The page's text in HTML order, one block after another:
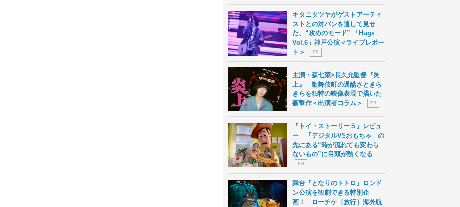
キタニタツヤがゲストアーティ
ストとの対バンを通して見せ
た、“攻めのモード” 「Hugs
Vol.6」神戸公演＜ライブレポー
ト＞
P R
主演・森七菜×長久允監督『炎
上』 歌舞伎町の過酷さときら
きらを独特の映像表現で描いた
衝撃作＜出演者コラム＞
P R
『トイ・ストーリー５』レビュ
ー 「デジタルVSおもちゃ」の
先にある“時が流れても変わら
ないもの”に目頭が熱くなる
P R
舞台『となりのトトロ』ロンド
ン公演を観劇できる特別企
画！ ローチケ［旅行］海外航